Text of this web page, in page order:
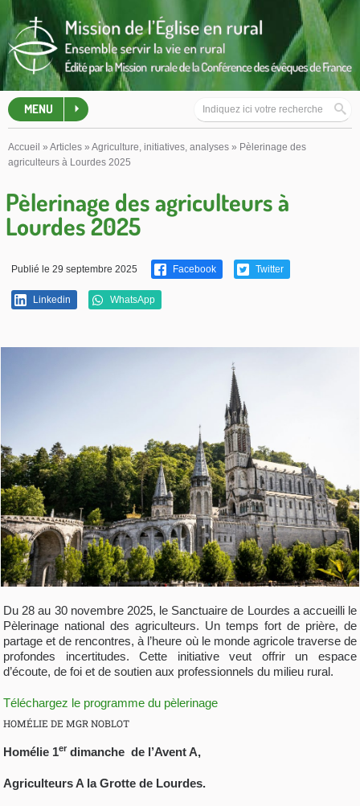
MENU
Accueil » Articles » Agriculture, initiatives, analyses » Pèlerinage des
agriculteurs à Lourdes 2025
Pèlerinage des agriculteurs à
Lourdes 2025
Publié le 29 septembre 2025 Facebook Twitter
Linkedin WhatsApp
Du 28 au 30 novembre 2025, le Sanctuaire de Lourdes a accueilli le
Pèlerinage national des agriculteurs. Un temps fort de prière, de
partage et de rencontres, à l’heure où le monde agricole traverse de
profondes incertitudes. Cette initiative veut offrir un espace
d’écoute, de foi et de soutien aux professionnels du milieu rural.
Téléchargez le programme du pèlerinage
HOMÉLIE DE MGR NOBLOT
Homélie 1er dimanche de l’Avent A,
Agriculteurs A la Grotte de Lourdes.